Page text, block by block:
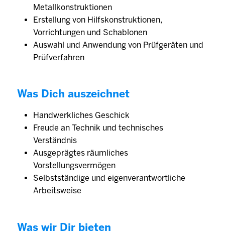
Metallkonstruktionen
Erstellung von Hilfskonstruktionen,
Vorrichtungen und Schablonen
Auswahl und Anwendung von Prüfgeräten und
Prüfverfahren
Was Dich auszeichnet
Handwerkliches Geschick
Freude an Technik und technisches
Verständnis
Ausgeprägtes räumliches
Vorstellungsvermögen
Selbstständige und eigenverantwortliche
Arbeitsweise
Was wir Dir bieten